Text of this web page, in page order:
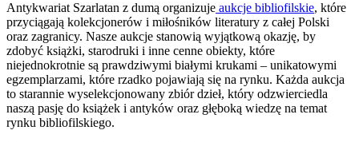
Antykwariat Szarlatan z dumą organizuje aukcje bibliofilskie, które
przyciągają kolekcjonerów i miłośników literatury z całej Polski
oraz zagranicy. Nasze aukcje stanowią wyjątkową okazję, by
zdobyć książki, starodruki i inne cenne obiekty, które
niejednokrotnie są prawdziwymi białymi krukami – unikatowymi
egzemplarzami, które rzadko pojawiają się na rynku. Każda aukcja
to starannie wyselekcjonowany zbiór dzieł, który odzwierciedla
naszą pasję do książek i antyków oraz głęboką wiedzę na temat
rynku bibliofilskiego.